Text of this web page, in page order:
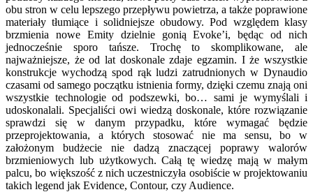
obu stron w celu lepszego przepływu powietrza, a także poprawione
materiały tłumiące i solidniejsze obudowy. Pod względem klasy
brzmienia nowe Emity dzielnie gonią Evoke’i, będąc od nich
jednocześnie sporo tańsze. Trochę to skomplikowane, ale
najważniejsze, że od lat doskonale zdaje egzamin. I że wszystkie
konstrukcje wychodzą spod rąk ludzi zatrudnionych w Dynaudio
czasami od samego początku istnienia formy, dzięki czemu znają oni
wszystkie technologie od podszewki, bo… sami je wymyślali i
udoskonalali. Specjaliści owi wiedzą doskonale, które rozwiązanie
sprawdzi się w danym przypadku, które wymagać będzie
przeprojektowania, a których stosować nie ma sensu, bo w
założonym budżecie nie dadzą znaczącej poprawy walorów
brzmieniowych lub użytkowych. Całą tę wiedzę mają w małym
palcu, bo większość z nich uczestniczyła osobiście w projektowaniu
takich legend jak Evidence, Contour, czy Audience.